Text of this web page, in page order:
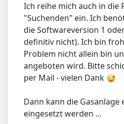
Ich reihe mich auch in die
"Suchenden" ein. Ich
die Softwareversion 1
definitiv nicht). Ich bin
Problem nicht allein bin
angeboten wird. Bitte
per Mail - vielen Dank
Dann kann die Gasanlage
eingesetzt werden ...